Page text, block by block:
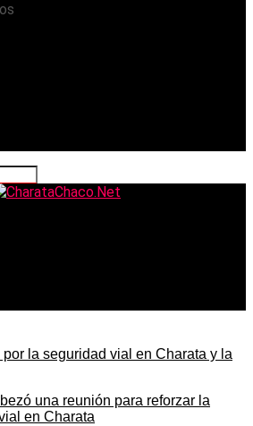
una reunión para reforzar la
en Charata